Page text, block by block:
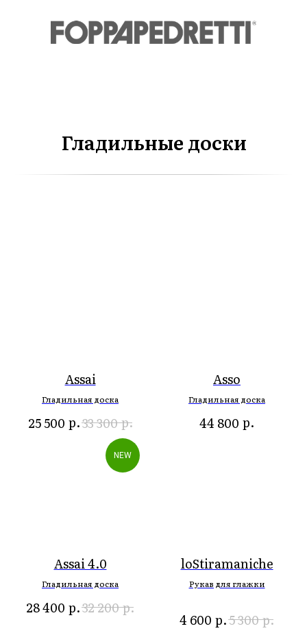
Гладильные доски
Assai
Гладильная доска
25 500 р.33 300р.
Asso
Гладильная доска
44 800 р.
NEW
Assai 4.0
Гладильная доска
28 400 р.32 200р.
loStiramaniche
Рукав для глажки
4 600 р.5 300р.